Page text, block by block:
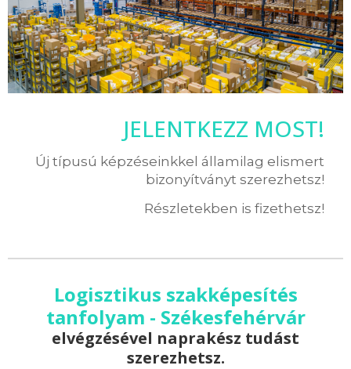
JELENTKEZZ MOST!
Új típusú képzéseinkkel államilag elismert
bizonyítványt szerezhetsz!
Részletekben is fizethetsz!
Logisztikus szakképesítés
tanfolyam - Székesfehérvár
elvégzésével naprakész tudást
szerezhetsz.